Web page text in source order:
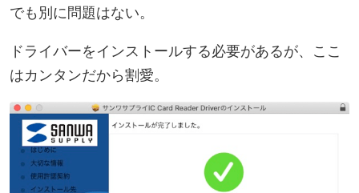
でも別に問題はない。
ドライバーをインストールする必要があるが、ここ
はカンタンだから割愛。